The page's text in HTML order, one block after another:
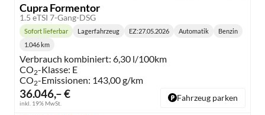
Cupra Formentor
1.5 eTSI 7-Gang-DSG
36.046,– €
inkl. 19% MwSt.
Lieferzeit:
Sofort lieferbar Lagerfahrzeug EZ:27.05.2026
Getriebe:
Automatik
Kraftstoff:
Benzin
Kilometerstand:
1.046 km
Verbrauch kombiniert: 6,30 l/100km
CO2-Klasse: E
CO2-Emissionen: 143,00 g/km
Fahrzeug parken